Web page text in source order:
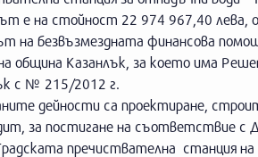
е на стойност 22 974 967,40 лева,
на безвъзмездната финансова
община Казанлък, за което има
с № 215/2012 г.
дейности са проектиране,
за постигане на съответствие
пречиствателна станция на